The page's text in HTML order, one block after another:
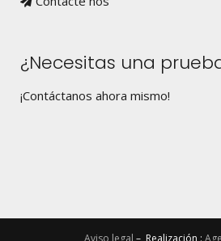
¿Necesitas una
¡Contáctanos ahora mismo!
Aviso legal – Realización :